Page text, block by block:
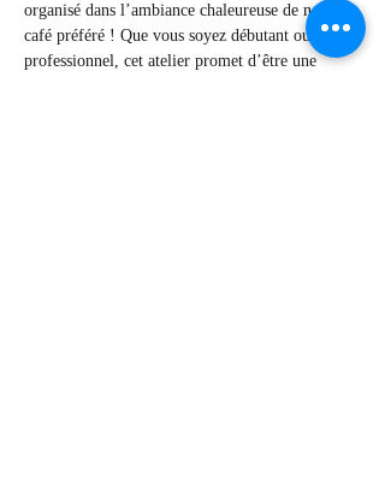
organisé dans l’ambiance chaleureuse de notre
café préféré ! Que vous soyez débutant ou
professionnel, cet atelier promet d’être une